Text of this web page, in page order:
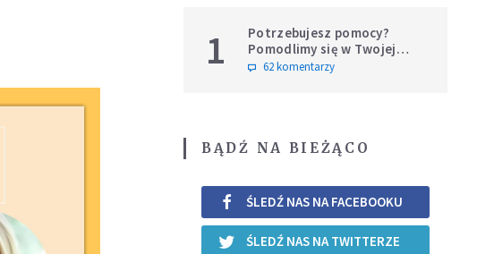
1
Potrzebujesz pomocy?
Pomodlimy się w Twojej
intencji
62 komentarzy
BĄDŹ NA BIEŻĄCO
ŚLEDŹ NAS NA FACEBOOKU
ŚLEDŹ NAS NA TWITTERZE